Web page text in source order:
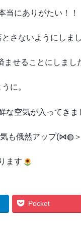
当にありがたい！！
さないようにしまし
せることにしまし
に。
空気が入ってきま
気も俄然アップ
ます
Pocket